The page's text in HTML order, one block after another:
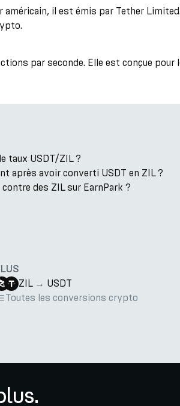
américain, il est émis par Tether
par seconde. Elle est conçue pour
taux USDT/ZIL ?
après avoir converti USDT en ZIL ?
des ZIL sur EarnPark ?
ZIL → USDT
Toutes les conversions crypto